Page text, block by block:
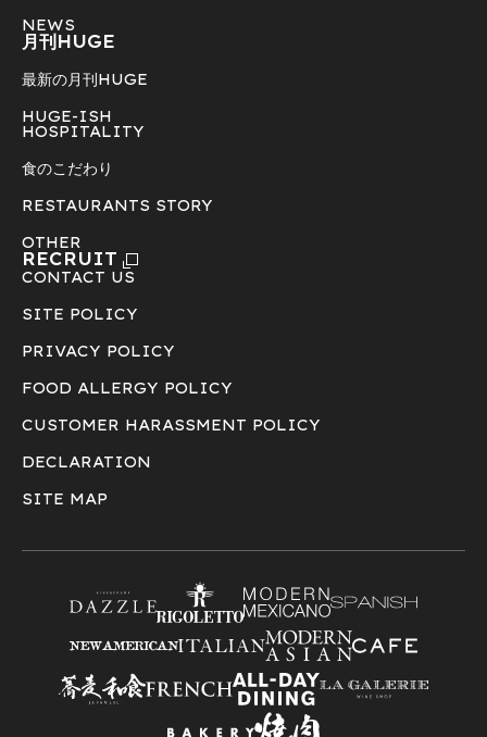
NEWS
月刊HUGE
最新の月刊HUGE
HUGE-ISH
HOSPITALITY
食のこだわり
RESTAURANTS STORY
OTHER
RECRUIT
CONTACT US
SITE POLICY
PRIVACY POLICY
FOOD ALLERGY POLICY
CUSTOMER HARASSMENT POLICY
DECLARATION
SITE MAP